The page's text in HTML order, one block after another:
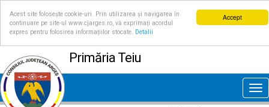
Accept
Acest site folosește cookie-uri. Prin utilizarea și navigarea în
continuare pe site-ul www.cjarges.ro, vă exprimați acordul
expres pentru folosirea informațiilor stocate.
Detalii
Primăria Teiu